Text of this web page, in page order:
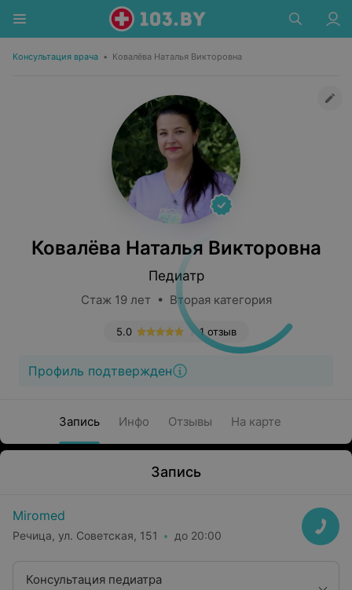
Консультация врача • Ковалёва Наталья Викторовна
Ковалёва Наталья Викторовна
Педиатр
Стаж 19 лет • Вторая категория
1 отзыв
5.0
Профиль подтвержден
Запись Инфо Отзывы На карте
Запись
Miromed
Речица, ул. Советская, 151 до 20:00
Консультация педиатра